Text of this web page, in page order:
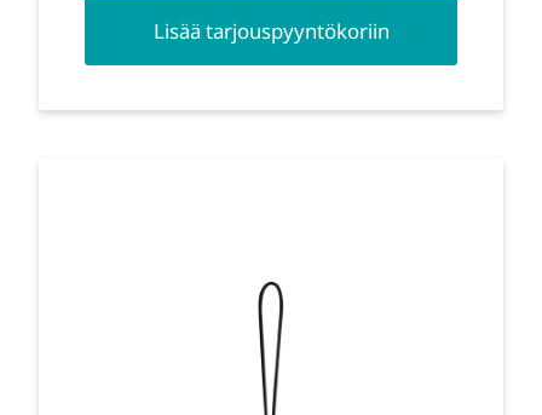
Lisää tarjouspyyntökoriin